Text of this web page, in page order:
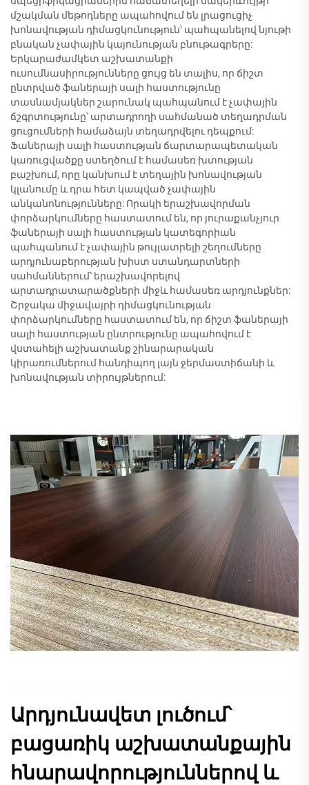
մշակման մեթոդները ապահովում են լրացուցիչ
խոնավության դիմացկունություն՝ պահպանելով նյութի
բնական չափային կայունության բնութագրերը:
Երկարաժամկետ աշխատանքի
ուսումնասիրությունները ցույց են տալիս, որ ճիշտ
ընտրված ֆաներայի սալի հաստությունը
տասնամյակներ շարունակ պահպանում է չափային
ճշգրտությունը՝ արտադրողի սահմանած տեղադրման
ցուցումների համաձայն տեղադրվելու դեպքում:
Ֆաներայի սալի հաստության ճարտարապետական
կառուցվածքը ստեղծում է համասեռ խտության
բաշխում, որը կանխում է տեղային խոնավության
կլանումը և դրա հետ կապված չափային
անկանոնությունները: Որակի երաշխավորման
փորձարկումները հաստատում են, որ յուրաքանչյուր
ֆաներայի սալի հաստության կատեգորիան
պահպանում է չափային թույլատրելի շեղումները
արդյունաբերության խիստ ստանդարտների
սահմաններում՝ երաշխավորելով
արտադրատարածքների միջև համասեռ արդյունքներ:
Շրջակա միջավայրի դիմացկունության
փորձարկումները հաստատում են, որ ճիշտ ֆաներայի
սալի հաստության ընտրությունը ապահովում է
վստահելի աշխատանք շինարարական
կիրառումներում հանդիպող լայն ջերմաստիճանի և
խոնավության տիրույթներում:
Արդյունավետ լուծում՝
բացառիկ աշխատանքային
հնարավորություններով և